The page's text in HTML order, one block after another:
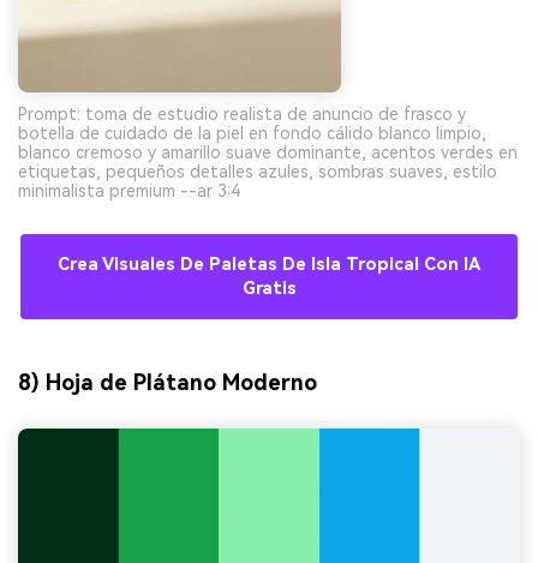
Prompt: toma de estudio realista de anuncio de frasco y
botella de cuidado de la piel en fondo cálido blanco limpio,
blanco cremoso y amarillo suave dominante, acentos verdes en
etiquetas, pequeños detalles azules, sombras suaves, estilo
minimalista premium --ar 3:4
Crea Visuales De Paletas De Isla Tropical Con IA
Gratis
8) Hoja de Plátano Moderno